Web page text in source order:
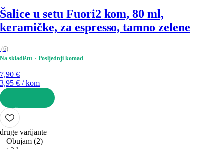
Šalice u setu Fuori2 kom, 80 ml,
keramičke, za espresso, tamno zelene
(6)
Na skladištu
Posljednji komad
7,90 €
3,95 € / kom
U KOŠARICU
druge varijante
+ Obujam (2)